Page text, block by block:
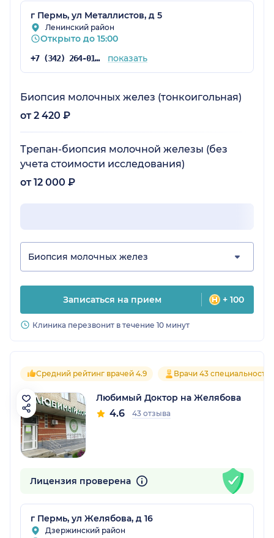
г Пермь, ул Металлистов, д 5
Ленинский район
Открыто до 15:00
+7 (342) 264-01-53 показать
Биопсия молочных желез (тонкоигольная)
от 2 420 ₽
Трепан-биопсия молочной железы (без
учета стоимости исследования)
от 12 000 ₽
Биопсия молочных желез
Записаться на прием + 100
Клиника перезвонит в течение 10 минут
Средний рейтинг врачей 4.9 Врачи 43
Любимый Доктор на Желябова
4.6 43 отзыва
Лицензия проверена
г Пермь, ул Желябова, д 16
Дзержинский район